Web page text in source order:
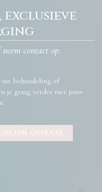
contact op.
uw behandeling of
je graag verder met jouw
EEN AFSPRAAK